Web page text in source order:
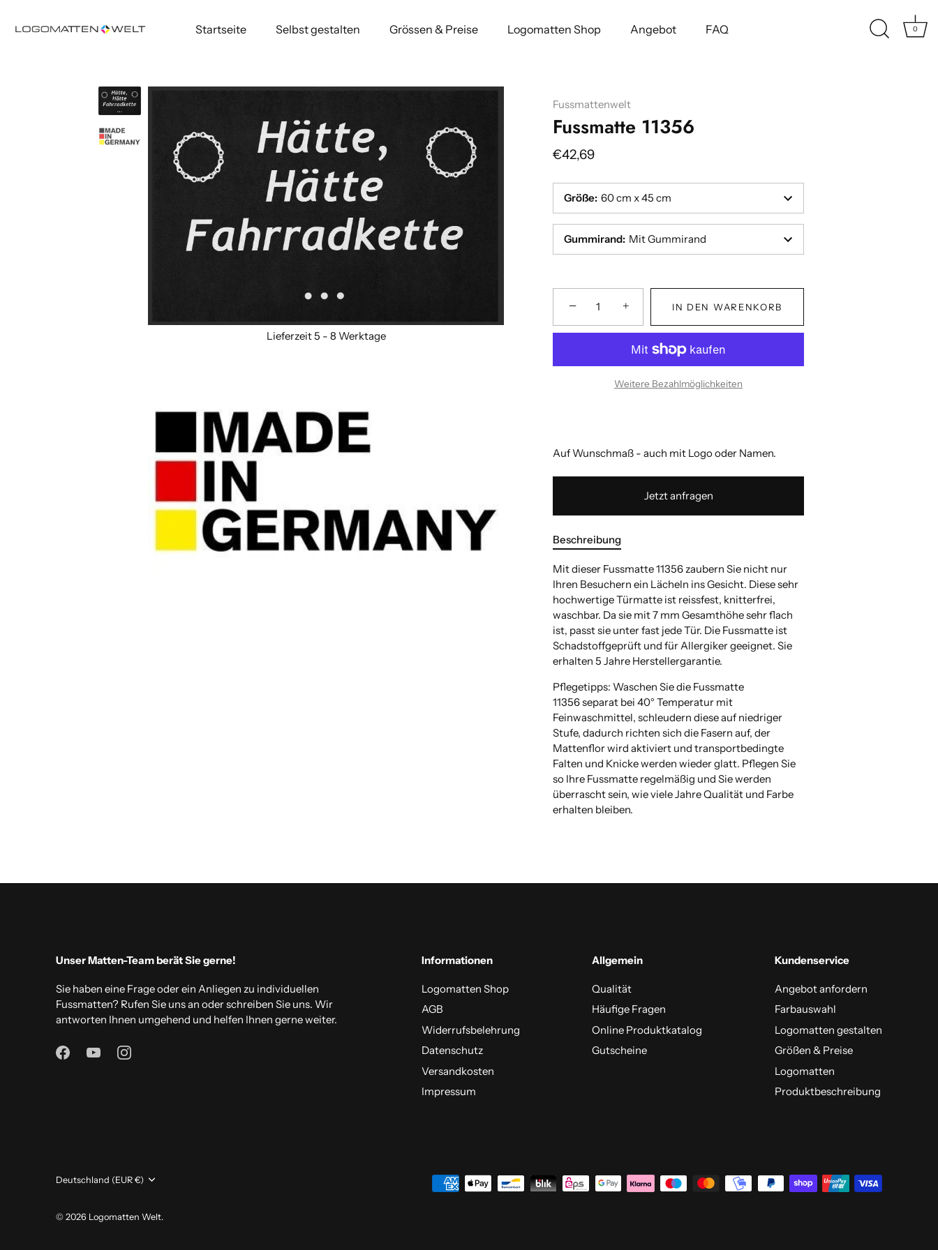
Startseite Selbst gestalten Grössen & Preise Logomatten Shop Angebot FAQ 0
Fussmattenwelt
Fussmatte 11356
€42,69
Größe: 60 cm x 45 cm
Gummirand: Mit Gummirand
− + IN DEN WARENKORB
Weitere Bezahlmöglichkeiten
Auf Wunschmaß - auch mit Logo oder Namen.
Jetzt anfragen
Beschreibung
Mit dieser Fussmatte 11356 zaubern Sie nicht nur
Ihren Besuchern ein Lächeln ins Gesicht. Diese sehr
hochwertige Türmatte ist reissfest, knitterfrei,
waschbar. Da sie mit 7 mm Gesamthöhe sehr flach
ist, passt sie unter fast jede Tür. Die Fussmatte ist
Schadstoffgeprüft und für Allergiker geeignet. Sie
erhalten 5 Jahre Herstellergarantie.
Pflegetipps: Waschen Sie die Fussmatte
11356 separat bei 40° Temperatur mit
Feinwaschmittel, schleudern diese auf niedriger
Stufe, dadurch richten sich die Fasern auf, der
Mattenflor wird aktiviert und transportbedingte
Falten und Knicke werden wieder glatt. Pflegen Sie
so Ihre Fussmatte regelmäßig und Sie werden
überrascht sein, wie viele Jahre Qualität und Farbe
erhalten bleiben.
Unser Matten-Team berät Sie gerne!
Sie haben eine Frage oder ein Anliegen zu individuellen
Fussmatten? Rufen Sie uns an oder schreiben Sie uns. Wir
antworten Ihnen umgehend und helfen Ihnen gerne weiter.
Informationen
Logomatten Shop
AGB
Widerrufsbelehrung
Datenschutz
Versandkosten
Impressum
Allgemein
Qualität
Häufige Fragen
Online Produktkatalog
Gutscheine
Kundenservice
Angebot anfordern
Farbauswahl
Logomatten gestalten
Größen & Preise
Logomatten
Produktbeschreibung
Währung
Deutschland (EUR €)
© 2026 Logomatten Welt.